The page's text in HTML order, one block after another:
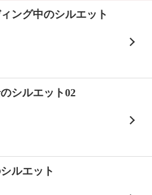
ング中のシルエット
シルエット02
ルエット